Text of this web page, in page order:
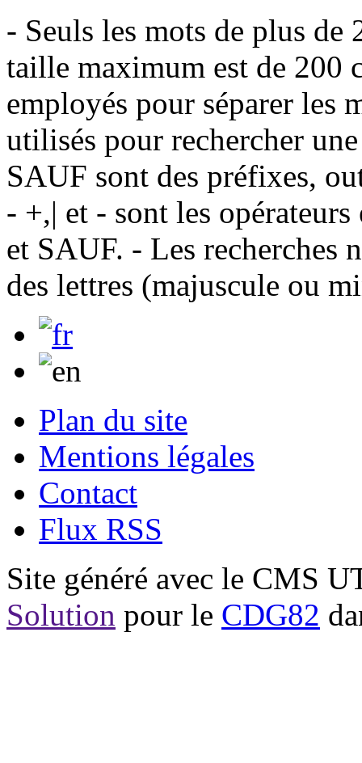
- Seuls les mots de plus de
taille maximum est de 200
employés pour séparer les
utilisés pour rechercher
SAUF sont des préfixes,
- +,| et - sont les
et SAUF. - Les recherches
des lettres (majuscule ou
Plan du site
Mentions légales
Contact
Flux RSS
Site généré avec le CMS
Solution pour le CDG82